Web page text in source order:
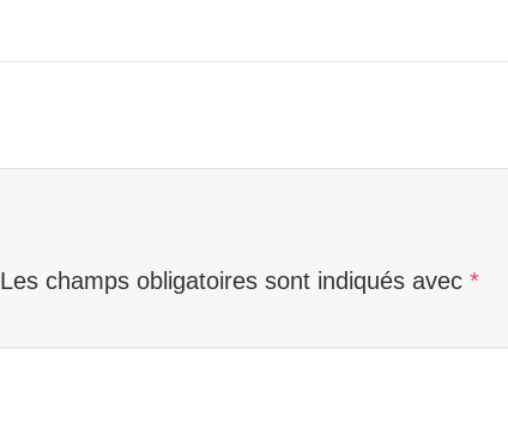
Les champs obligatoires sont indiqués avec *